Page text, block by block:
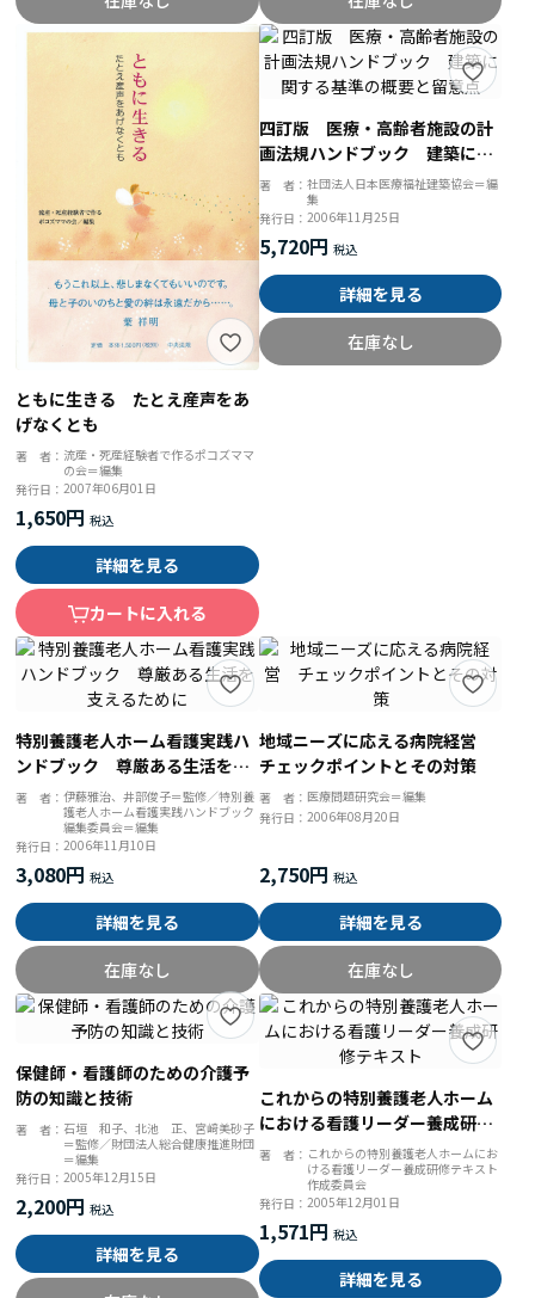
ともに生きる たとえ産声をあ
げなくとも
著 者： 流産・死産経験者で作るポコズママ
の会＝編集
発行日：2007年06月01日
1,650円
詳細を見る
カートに入れる
四訂版 医療・高齢者施設の計
画法規ハンドブック 建築に関
する基準の概要と留意点
著 者： 社団法人日本医療福祉建築協会＝編
集
発行日： 2006年11月25日
5,720円
詳細を見る
在庫なし
特別養護老人ホーム看護実践ハ
ンドブック 尊厳ある生活を支
えるために
著 者：伊藤雅治、井部俊子＝監修／特別養
護老人ホーム看護実践ハンドブック
編集委員会＝編集
発行日：2006年11月10日
3,080円
詳細を見る
在庫なし
地域ニーズに応える病院経営
チェックポイントとその対策
著 者： 医療問題研究会＝編集
発行日： 2006年08月20日
2,750円
詳細を見る
在庫なし
保健師・看護師のための介護予
防の知識と技術
著 者： 石垣 和子、北池 正、宮﨑美砂子
＝監修／財団法人総合健康推進財団
＝編集
発行日：2005年12月15日
2,200円
詳細を見る
これからの特別養護老人ホーム
における看護リーダー養成研修
テキスト
著 者： これからの特別養護老人ホームにお
ける看護リーダー養成研修テキスト
作成委員会
発行日： 2005年12月01日
1,571円
詳細を見る